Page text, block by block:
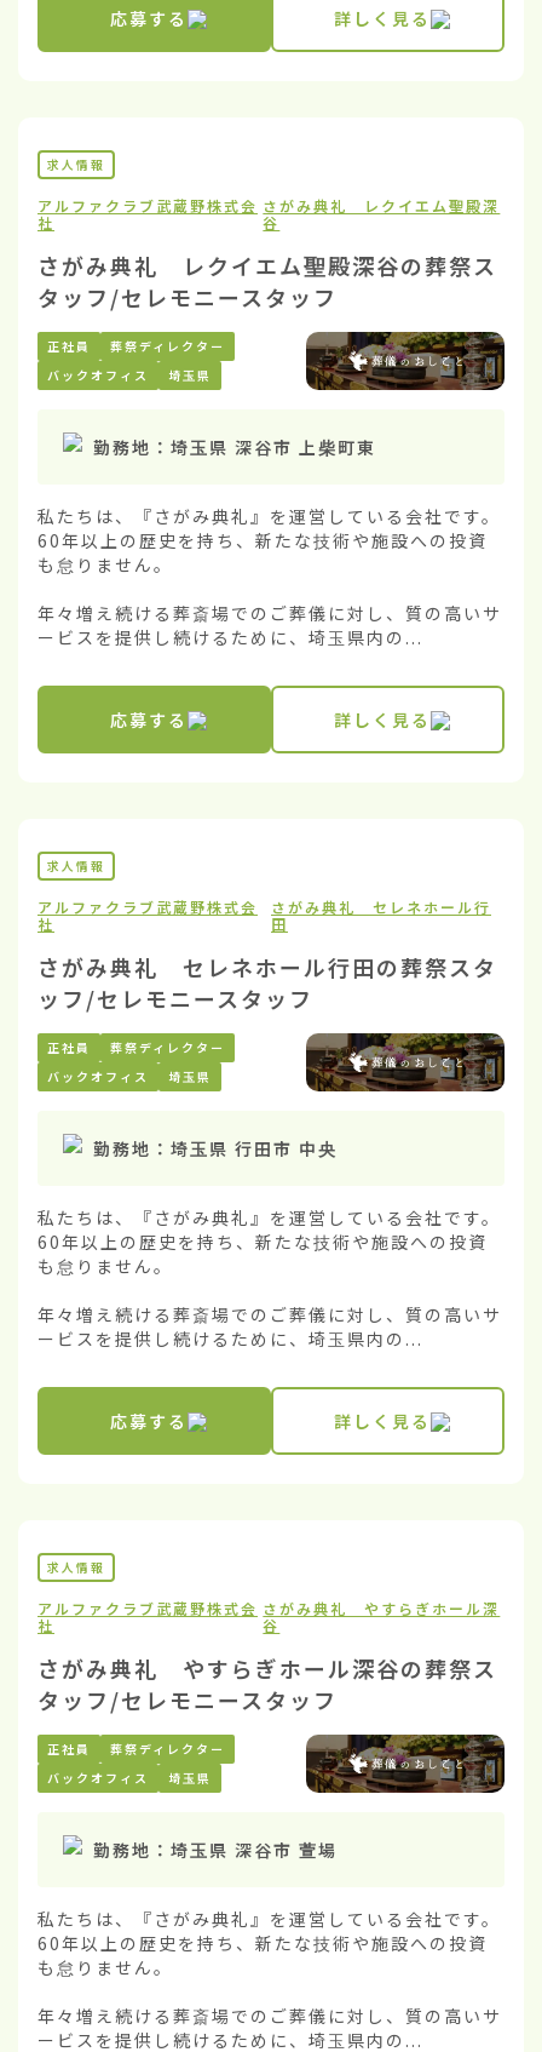
応募する 詳しく見る
求人情報
アルファクラブ武蔵野株式会
社
さがみ典礼 レクイエム聖殿深
谷
さがみ典礼 レクイエム聖殿深谷の葬祭ス
タッフ/セレモニースタッフ
正社員
葬祭ディレクター
バックオフィス
埼玉県
勤務地： 埼玉県 深谷市 上柴町東
私たちは、『さがみ典礼』を運営している会社です。
60年以上の歴史を持ち、新たな技術や施設への投資
も怠りません。
年々増え続ける葬斎場でのご葬儀に対し、質の高いサ
ービスを提供し続けるために、埼玉県内の...
応募する 詳しく見る
求人情報
アルファクラブ武蔵野株式会
社
さがみ典礼 セレネホール行
田
さがみ典礼 セレネホール行田の葬祭スタ
ッフ/セレモニースタッフ
正社員
葬祭ディレクター
バックオフィス
埼玉県
勤務地： 埼玉県 行田市 中央
私たちは、『さがみ典礼』を運営している会社です。
60年以上の歴史を持ち、新たな技術や施設への投資
も怠りません。
年々増え続ける葬斎場でのご葬儀に対し、質の高いサ
ービスを提供し続けるために、埼玉県内の...
応募する 詳しく見る
求人情報
アルファクラブ武蔵野株式会
社
さがみ典礼 やすらぎホール深
谷
さがみ典礼 やすらぎホール深谷の葬祭ス
タッフ/セレモニースタッフ
正社員
葬祭ディレクター
バックオフィス
埼玉県
勤務地： 埼玉県 深谷市 萱場
私たちは、『さがみ典礼』を運営している会社です。
60年以上の歴史を持ち、新たな技術や施設への投資
も怠りません。
年々増え続ける葬斎場でのご葬儀に対し、質の高いサ
ービスを提供し続けるために、埼玉県内の...